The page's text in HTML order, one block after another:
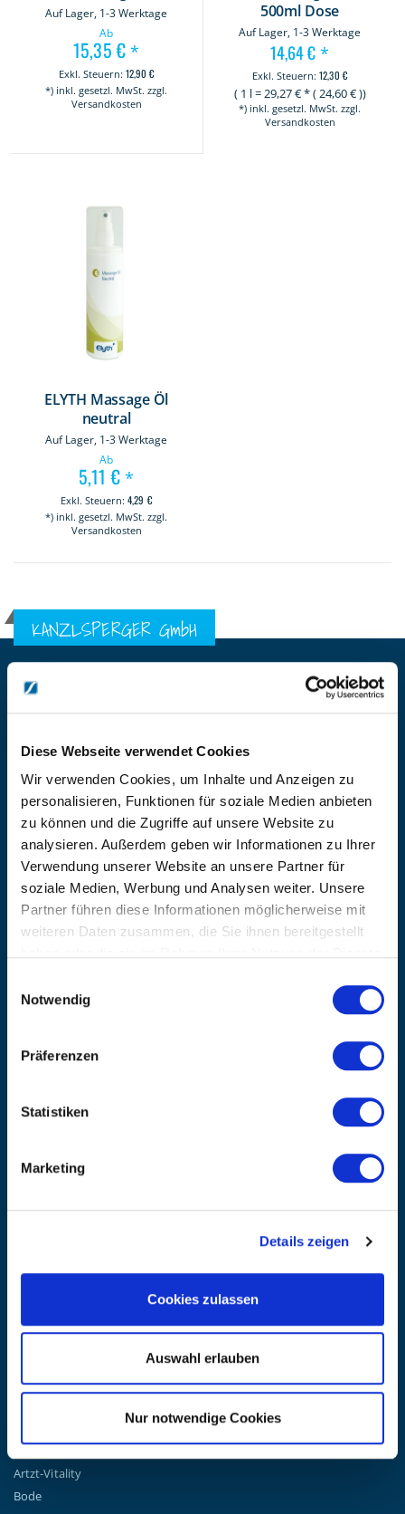
Diese Webseite verwendet Cookies
Wir verwenden Cookies, um Inhalte und Anzeigen zu
personalisieren, Funktionen für soziale Medien anbieten
zu können und die Zugriffe auf unsere Website zu
analysieren. Außerdem geben wir Informationen zu Ihrer
Verwendung unserer Website an unsere Partner für
soziale Medien, Werbung und Analysen weiter. Unsere
Partner führen diese Informationen möglicherweise mit
weiteren Daten zusammen, die Sie ihnen bereitgestellt
Notwendig
Präferenzen
Statistiken
Marketing
Details zeigen
Cookies zulassen
Auswahl erlauben
Nur notwendige Cookies
Auf Lager, 1-3 Werktage
Ab
15,35 €*
12,90 €
*) inkl. gesetzl. MwSt. zzgl.
Versandkosten
500ml Dose
Auf Lager, 1-3 Werktage
14,64 € *
12,30 €
( 1 l=29,27€ * (24,60€ ))
*) inkl. gesetzl. MwSt. zzgl.
Versandkosten
ELYTH Massage Öl
neutral
Auf Lager, 1-3 Werktage
Ab
5,11 €*
4,29 €
*) inkl. gesetzl. MwSt. zzgl.
Versandkosten
KANZLSPERGER GmbH
BÜRO HOTLINE
+49 (0) 9181/2593-0
EMAIL
info@kanzlsperger.de
BERATUNG & BESTELLUNG
Montag – Donnerstag: 08:00 – 17:00
Freitag: 08:00 - 16:00
UNTERNEHMEN
AGB nebst Kundeninformationen
Zahlungsbedingungen
Widerrufsbelehrung
BLEIBE AUF DEM LAUFENDEN
Erhalten Sie die neuesten Informationen zu Veranstaltungen,
Newsletter an.(Datenschutzbestimmungen)
GO!
Artzt-Vitality
Bode